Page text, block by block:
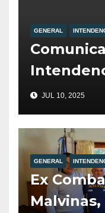
GENERAL
JUL 10, 2025
GENERAL
Ex